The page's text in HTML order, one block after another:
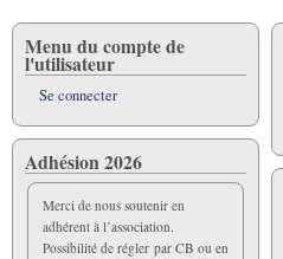
Menu du compte de
l'utilisateur
Se connecter
Adhésion 2026
Merci de nous soutenir en
adhérent à l’association.
Possibilité de régler par CB ou en